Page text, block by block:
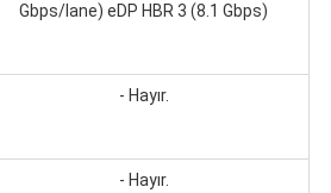
Gbps/lane) eDP HBR 3 (8.1 Gbps)
- Hayır.
- Hayır.